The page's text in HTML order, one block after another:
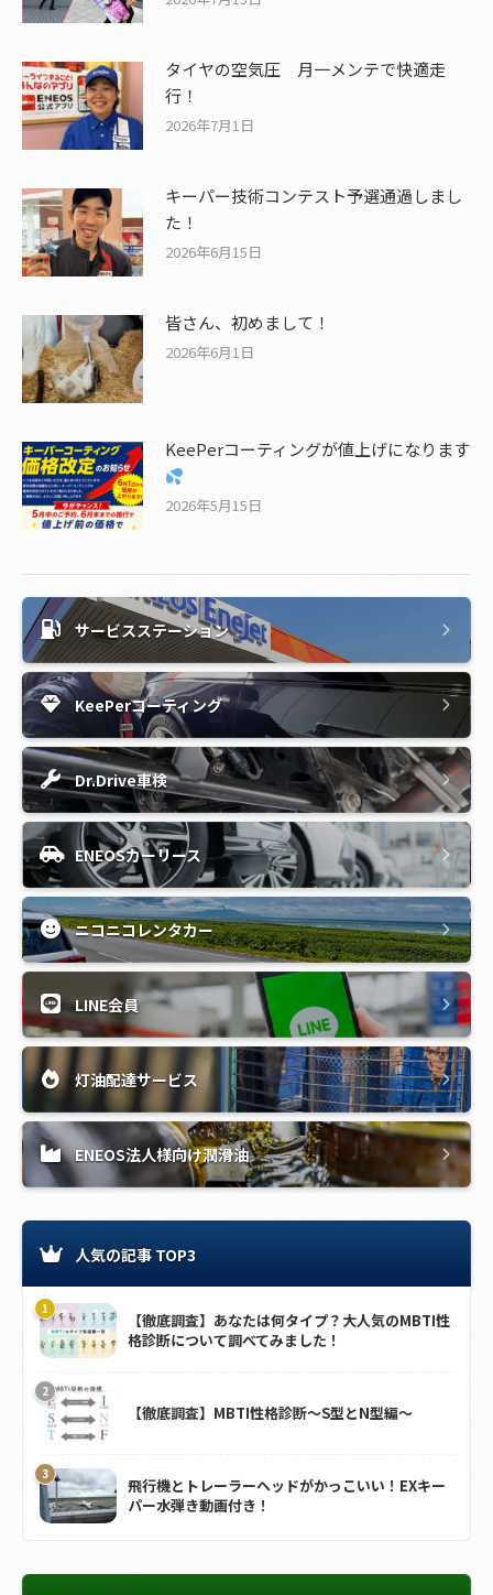
タイヤの空気圧 月一メンテで快適走
行！
2026年7月1日
キーパー技術コンテスト予選通過しまし
た！
2026年6月15日
皆さん、初めまして！
2026年6月1日
KeePerコーティングが値上げになります
2026年5月15日
サービスステーション
KeePerコーティング
Dr.Drive車検
ENEOSカーリース
ニコニコレンタカー
LINE会員
灯油配達サービス
ENEOS法人様向け潤滑油
人気の記事 TOP3
【徹底調査】あなたは何タイプ？大人気のMBTI性
格診断について調べてみました！
【徹底調査】MBTI性格診断～S型とN型編～
飛行機とトレーラーヘッドがかっこいい！EXキー
パー水弾き動画付き！